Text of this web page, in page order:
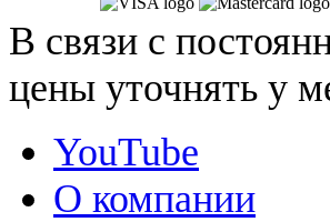
В связи с
цены уточнять у
YouTube
О компании